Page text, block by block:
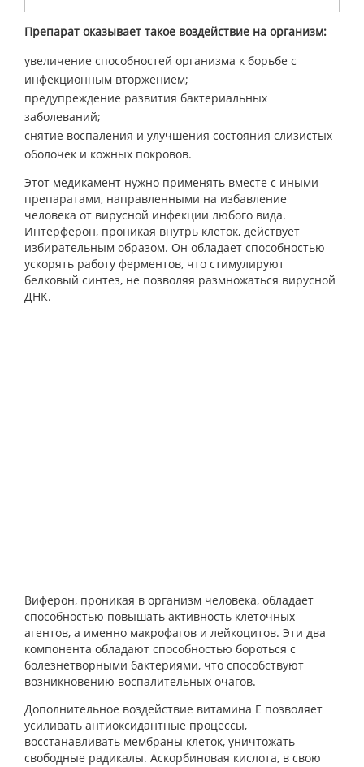
Препарат оказывает такое воздействие на организм:
увеличение способностей организма к борьбе с
инфекционным вторжением;
предупреждение развития бактериальных
заболеваний;
снятие воспаления и улучшения состояния слизистых
оболочек и кожных покровов.
Этот медикамент нужно применять вместе с иными
препаратами, направленными на избавление
человека от вирусной инфекции любого вида.
Интерферон, проникая внутрь клеток, действует
избирательным образом. Он обладает способностью
ускорять работу ферментов, что стимулируют
белковый синтез, не позволяя размножаться вирусной
ДНК.
Виферон, проникая в организм человека, обладает
способностью повышать активность клеточных
агентов, а именно макрофагов и лейкоцитов. Эти два
компонента обладают способностью бороться с
болезнетворными бактериями, что способствуют
возникновению воспалительных очагов.
Дополнительное воздействие витамина Е позволяет
усиливать антиоксидантные процессы,
восстанавливать мембраны клеток, уничтожать
свободные радикалы. Аскорбиновая кислота, в свою